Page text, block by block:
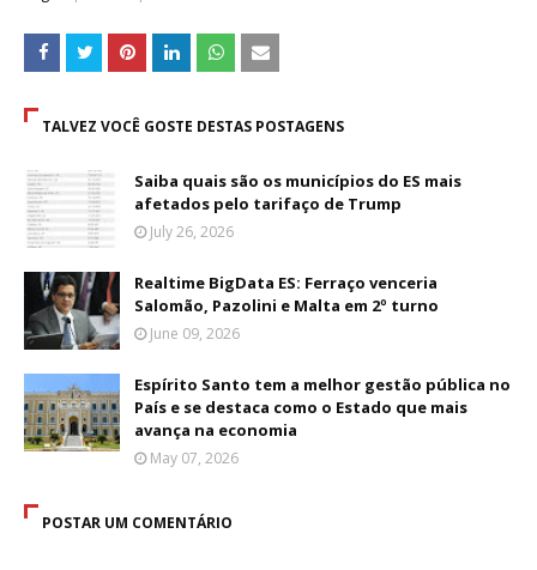
TALVEZ VOCÊ GOSTE DESTAS POSTAGENS
Saiba quais são os municípios do ES mais
afetados pelo tarifaço de Trump
July 26, 2026
Realtime BigData ES: Ferraço venceria
Salomão, Pazolini e Malta em 2º turno
June 09, 2026
Espírito Santo tem a melhor gestão pública no
País e se destaca como o Estado que mais
avança na economia
May 07, 2026
POSTAR UM COMENTÁRIO